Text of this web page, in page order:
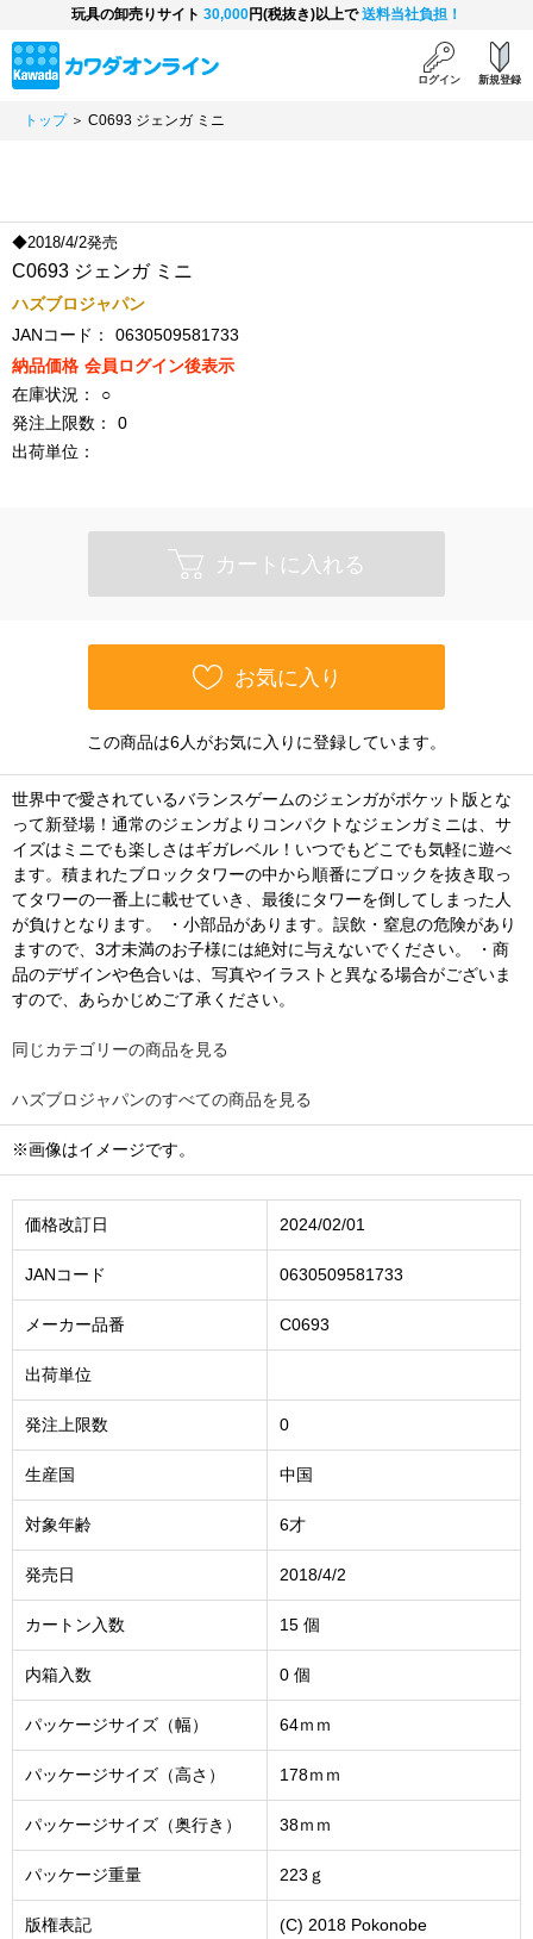
玩具の卸売りサイト 30,000円(税抜き)以上で送料当社負担！
ログイン 新規登録
トップ＞ C0693 ジェンガ ミニ
◆2018/4/2発売
C0693 ジェンガ ミニ
ハズブロジャパン
JANコード：
0630509581733
納品価格 会員ログイン後表示
在庫状況：
○
発注上限数：
0
出荷単位：
カートに入れる
お気に入り
この商品は6人がお気に入りに登録しています。
世界中で愛されているバランスゲームのジェンガがポケット版とな
って新登場！通常のジェンガよりコンパクトなジェンガミニは、サ
イズはミニでも楽しさはギガレベル！いつでもどこでも気軽に遊べ
ます。積まれたブロックタワーの中から順番にブロックを抜き取っ
てタワーの一番上に載せていき、最後にタワーを倒してしまった人
が負けとなります。 ・小部品があります。誤飲・窒息の危険があり
ますので、3才未満のお子様には絶対に与えないでください。 ・商
品のデザインや色合いは、写真やイラストと異なる場合がございま
すので、あらかじめご了承ください。
同じカテゴリーの商品を見る
ハズブロジャパンのすべての商品を見る
※画像はイメージです。
価格改訂日 2024/02/01
JANコード 0630509581733
メーカー品番 C0693
出荷単位
発注上限数 0
生産国 中国
対象年齢 6才
発売日 2018/4/2
カートン入数 15 個
内箱入数 0 個
パッケージサイズ（幅） 64ｍｍ
パッケージサイズ（高さ） 178ｍｍ
パッケージサイズ（奥行き） 38ｍｍ
パッケージ重量 223ｇ
版権表記
(C) 2018 Pokonobe